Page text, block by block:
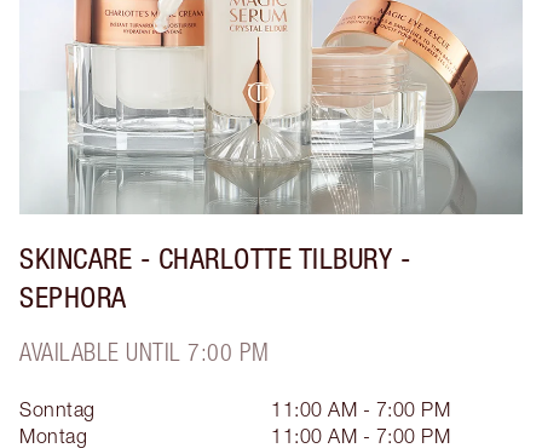
SKINCARE - CHARLOTTE TILBURY -
SEPHORA
AVAILABLE UNTIL 7:00 PM
Sonntag
11:00 AM - 7:00 PM
Montag
11:00 AM - 7:00 PM